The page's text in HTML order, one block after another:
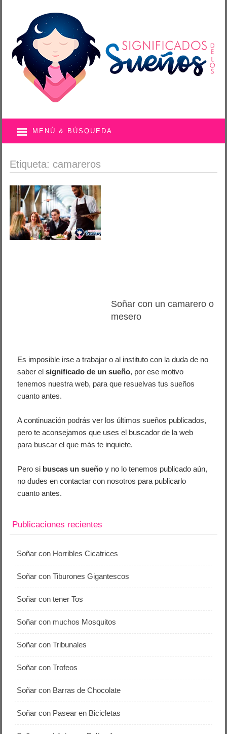
MENÚ & BÚSQUEDA
Etiqueta: camareros
Soñar con un camarero o
mesero
Es imposible irse a trabajar o al instituto con la duda de no
saber elsignificado de un sueño, por ese motivo
tenemos nuestra web, para que resuelvas tus sueños
cuanto antes.
A continuación podrás ver los últimos sueños publicados,
pero te aconsejamos que uses el buscador de la web
para buscar el que más te inquiete.
Pero si buscas un sueño y no lo tenemos publicado aún,
no dudes en contactar con nosotros para publicarlo
cuanto antes.
Publicaciones recientes
Soñar con Horribles Cicatrices
Soñar con Tiburones Gigantescos
Soñar con tener Tos
Soñar con muchos Mosquitos
Soñar con Tribunales
Soñar con Trofeos
Soñar con Barras de Chocolate
Soñar con Pasear en Bicicletas